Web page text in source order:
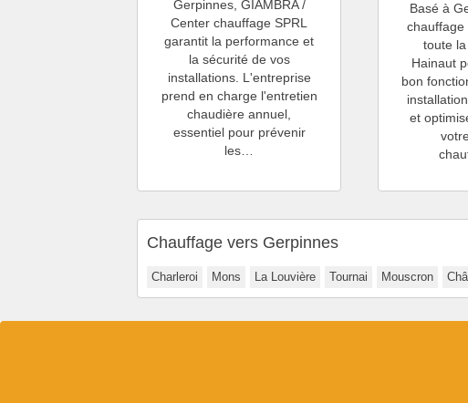
Gerpinnes, GIAMBRA /
Center chauffage SPRL
garantit la performance et
la sécurité de vos
installations. L'entreprise
prend en charge l'entretien
chaudière annuel,
essentiel pour prévenir
les…
Basé à
chauffage
toute
Hainaut
bon
et
Chauffage vers Gerpinnes
Charleroi Mons La Louvière Tournai Mouscron